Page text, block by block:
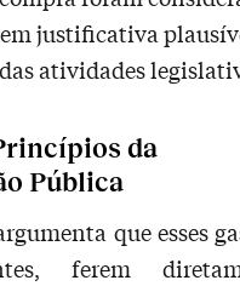
justificativa
atividades
da
Pública
que esses
ferem